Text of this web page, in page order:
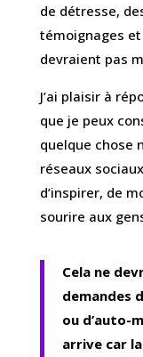
de détresse,
témoignages
devraient pas
J’ai plaisir à
que je peux
quelque chose
réseaux
d’inspirer, de
sourire aux
Cela ne
demandes
ou d’auto-
arrive car